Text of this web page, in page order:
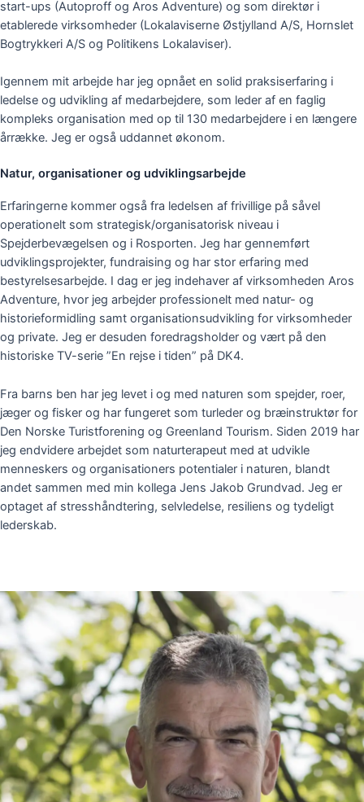
start-ups (Autoproff og Aros Adventure) og som direktør i
etablerede virksomheder (Lokalaviserne Østjylland A/S, Hornslet
Bogtrykkeri A/S og Politikens Lokalaviser).
Igennem mit arbejde har jeg opnået en solid praksiserfaring i
ledelse og udvikling af medarbejdere, som leder af en faglig
kompleks organisation med op til 130 medarbejdere i en længere
årrække. Jeg er også uddannet økonom.
Natur, organisationer og udviklingsarbejde
Erfaringerne kommer også fra ledelsen af frivillige på såvel
operationelt som strategisk/organisatorisk niveau i
Spejderbevægelsen og i Rosporten. Jeg har gennemført
udviklingsprojekter, fundraising og har stor erfaring med
bestyrelsesarbejde. I dag er jeg indehaver af virksomheden Aros
Adventure, hvor jeg arbejder professionelt med natur- og
historieformidling samt organisationsudvikling for virksomheder
og private. Jeg er desuden foredragsholder og vært på den
historiske TV-serie ”En rejse i tiden” på DK4.
Fra barns ben har jeg levet i og med naturen som spejder, roer,
jæger og fisker og har fungeret som turleder og bræinstruktør for
Den Norske Turistforening og Greenland Tourism. Siden 2019 har
jeg endvidere arbejdet som naturterapeut med at udvikle
menneskers og organisationers potentialer i naturen, blandt
andet sammen med min kollega Jens Jakob Grundvad. Jeg er
optaget af stresshåndtering, selvledelse, resiliens og tydeligt
lederskab.